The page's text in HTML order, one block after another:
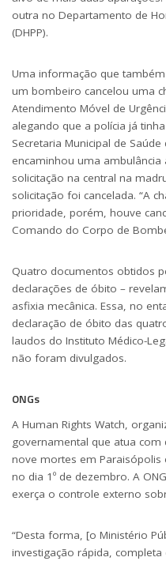
outra no Departamento de
(DHPP).
Uma informação que
um bombeiro cancelou uma
Atendimento Móvel de
alegando que a polícia já
Secretaria Municipal de
encaminhou uma
solicitação na central na
solicitação foi cancelada. “A
prioridade, porém, houve
Comando do Corpo de
Quatro documentos obtidos
declarações de óbito –
asfixia mecânica. Essa, no
declaração de óbito das
laudos do Instituto Médico-
não foram divulgados.
ONGs
A Human Rights Watch,
governamental que atua
nove mortes em
no dia 1º de dezembro. A
exerça o controle externo
“Desta forma, [o Ministério
investigação rápida,